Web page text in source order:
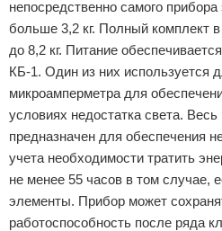
непосредственно самого
больше 3,2 кг. Полный комплект
до 8,2 кг. Питание
КБ-1. Один из них используется
микроамперметра для
условиях недостатка света. Весь
предназначен для обеспечения
учета необходимости тратить
не менее 55 часов в том случае,
элементы. Прибор может
работоспособность после ряда